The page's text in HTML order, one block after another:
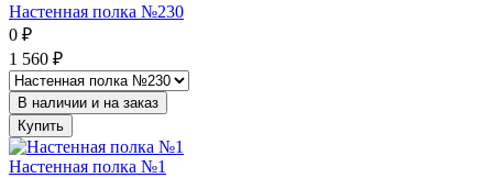
Настенная полка №230
0 ₽
1 560 ₽
В наличии и на заказ
Купить
Настенная полка №1